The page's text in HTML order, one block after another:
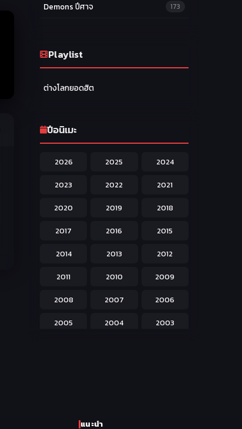
Demons ปีศาจ 173
Ecchi หื่น
Harem ฮาเร็ม 60
Hentai ลามก 42
Historical ประวัติศาสตร์
Horror หลอน
Isekai ต่างโลก 208
Josei สำหรับผู้หญิง
Kids สำหรับเด็ก 227
Magic เวทย์มนต์ 108
Martial Arts ศิลปะการต่อสู้ 38
Mystery ลึกลับ
Playlist
ต่างโลกยอดฮิต
ปีอนิเมะ
2026 2025 2024
2023 2022 2021
2020 2019 2018
2017 2016 2015
2014 2013 2012
2011 2010 2009
2008 2007 2006
2005 2004 2003
แนะนำ